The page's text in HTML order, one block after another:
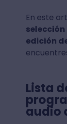
En este
edición
Lista
audio